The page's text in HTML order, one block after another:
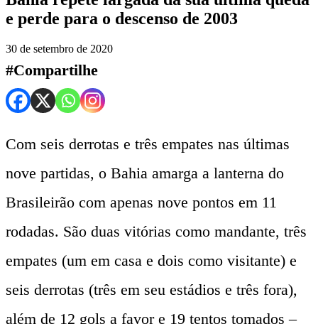
e perde para o descenso de 2003
30 de setembro de 2020
#Compartilhe
Com seis derrotas e três empates nas últimas
nove partidas, o Bahia amarga a lanterna do
Brasileirão com apenas nove pontos em 11
rodadas. São duas vitórias como mandante, três
empates (um em casa e dois como visitante) e
seis derrotas (três em seu estádios e três fora),
além de 12 gols a favor e 19 tentos tomados –